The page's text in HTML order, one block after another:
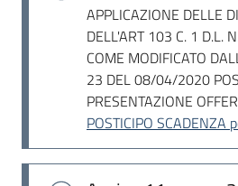
Piattaforme
telematiche
APPLICAZIONE DELLE
DELL'ART 103 C. 1
COME MODIFICATO
23 DEL 08/04/2020
PRESENTAZIONE
POSTICIPO SCADENZA